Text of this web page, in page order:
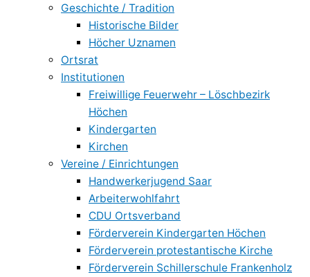
Geschichte / Tradition
Historische Bilder
Höcher Uznamen
Ortsrat
Institutionen
Freiwillige Feuerwehr – Löschbezirk
Höchen
Kindergarten
Kirchen
Vereine / Einrichtungen
Handwerkerjugend Saar
Arbeiterwohlfahrt
CDU Ortsverband
Förderverein Kindergarten Höchen
Förderverein protestantische Kirche
Förderverein Schillerschule Frankenholz